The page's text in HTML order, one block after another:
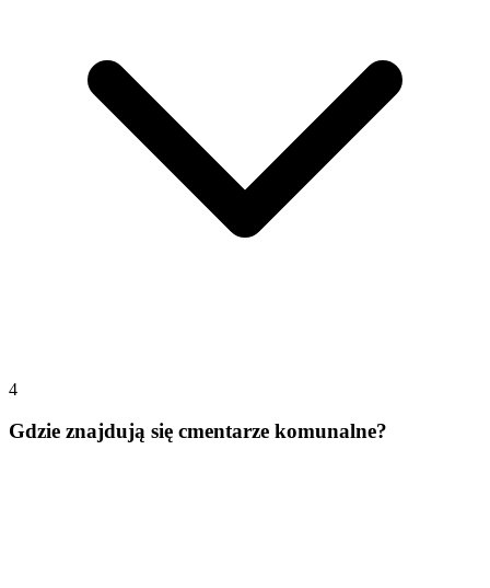
4
Gdzie znajdują się cmentarze komunalne?